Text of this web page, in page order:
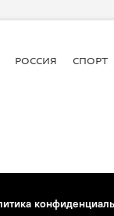
РОССИЯ СПОРТ